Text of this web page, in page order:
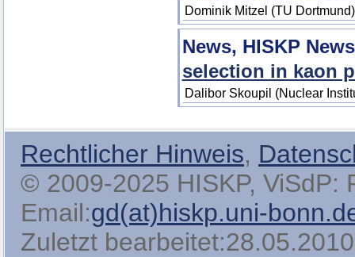
Dominik Mitzel (TU
News, HISKP
selection in kaon
Dalibor Skoupil (Nuclear
Rechtlicher Hinweis,
© 2009-2025 HISKP, ViSdP:
Email:gd(at)hiskp.uni-
Zuletzt